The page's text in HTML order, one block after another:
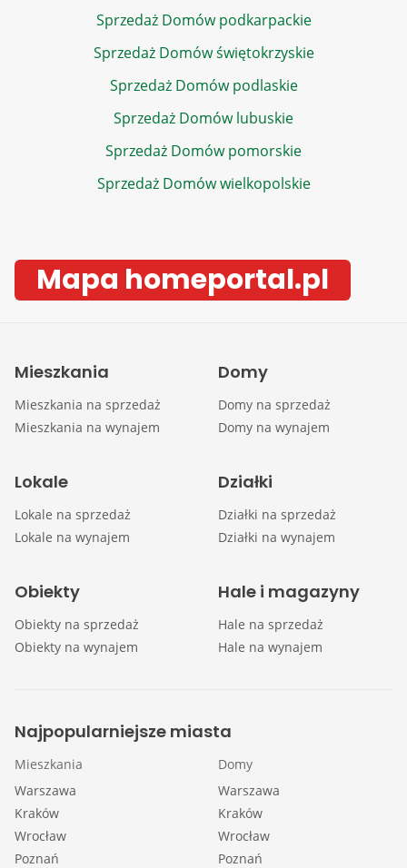
Sprzedaż Domów podkarpackie
Sprzedaż Domów świętokrzyskie
Sprzedaż Domów podlaskie
Sprzedaż Domów lubuskie
Sprzedaż Domów pomorskie
Sprzedaż Domów wielkopolskie
Mapa homeportal.pl
Mieszkania
Mieszkania na sprzedaż
Mieszkania na wynajem
Domy
Domy na sprzedaż
Domy na wynajem
Lokale
Lokale na sprzedaż
Lokale na wynajem
Działki
Działki na sprzedaż
Działki na wynajem
Obiekty
Obiekty na sprzedaż
Obiekty na wynajem
Hale i magazyny
Hale na sprzedaż
Hale na wynajem
Najpopularniejsze miasta
Mieszkania
Warszawa
Kraków
Wrocław
Poznań
Domy
Warszawa
Kraków
Wrocław
Poznań